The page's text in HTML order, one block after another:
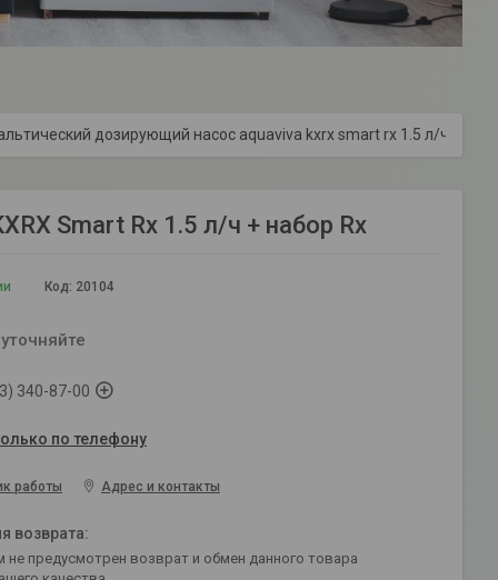
Smart Rx 1.5 л/ч + набор Rx
Код: 20104
340-87-00
по телефону
работы Адрес и контакты